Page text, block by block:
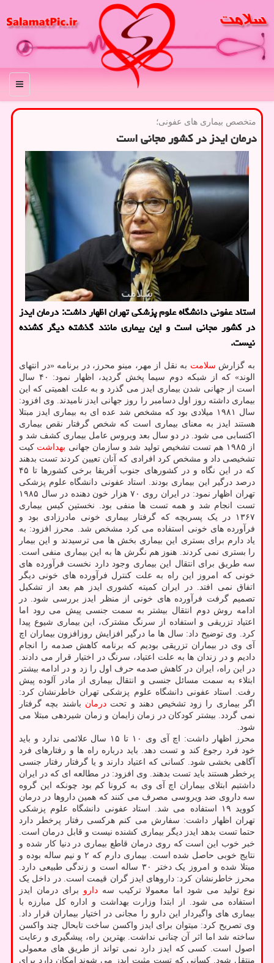
منو
متخصص بیماری های عفونی؛
درمان ایدز در کشور مجانی است
استاد عفونی دانشگاه علوم پزشکی تهران اظهار داشت: درمان ایدز
در کشور مجانی است و این بیماری مانند گذشته دیگر کشنده
نیست.
به گزارش سلامت به نقل از مهر، مینو محرز، در برنامه «در انتهای
الوند» که از شبکه دوم سیما پخش گردید، اظهار نمود: ۴۰ سال
است از جهانی شدن بیماری ایدز می گذرد و به علت اهمیتی که این
بیماری داشته روز اول دسامبر را روز جهانی ایدز نامیدند. وی افزود:
سال ۱۹۸۱ میلادی بود که مشخص شد عده ای به بیماری ایدز مبتلا
هستند ایدز به معنای بیماری است که شخص گرفتار نقص بیماری
اکتسابی می شود. در دو سال بعد ویروس عامل بیماری کشف شد و
از ۱۹۸۵ هم تست تشخیص تولید شد و سازمان جهانی
بهداشت کیت
تشخیصی داد و مشخص کرد افرادی که آنان تعیین کردند تست بدهند
که در این نگاه و در کشورهای جنوب آفریقا برخی کشورها تا ۴۵
درصد درگیر این بیماری بودند. استاد عفونی دانشگاه علوم پزشکی
تهران اظهار نمود: در ایران روی ۷۰ هزار خون دهنده در سال ۱۹۸۵
تست انجام شد و همه تست ها منفی بود. نخستین کیس بیماری
۱۳۶۷ در یک پسربچه که گرفتار بیماری خونی مادرزادی بود و
فرآورده های خونی استفاده می کرد مشخص شد. محرز افزود: به
یاد دارم برای بستری این بیماری بخش ها می ترسیدند و این بیمار
را بستری نمی کردند. هنوز هم نگرش ها به این بیماری منفی است.
سه طریق برای انتقال این بیماری وجود دارد نخست فرآورده های
خونی که امروز این راه به علت کنترل فرآورده های خونی دیگر
اتفاق نمی افتد. در ایران کمیته کشوری ایدز هم بعد از تشکیل
تصمیم گرفت فرآورده های خونی از منظر ایدز بررسی شود. در
ادامه روش دوم انتقال بیشتر به سمت جنسی پیش می رود اما
اعتیاد تزریقی و استفاده از سرنگ مشترک، این بیماری شیوع پیدا
کرد. وی توضیح داد: سال ها ما درگیر افزایش روزافزون بیماران اچ
آی وی در بیماران تزریقی بودیم که برنامه کاهش صدمه را انجام
دادیم و در زندان ها به علت اعتیاد، سرنگ در اختیار قرار می دادند.
در این راه، ایران در کاهش صدمه حرف اول را زد و در ادامه بیشتر
ابتلاء به سمت مسائل جنسی و انتقال بیماری از مادر آلوده پیش
رفت. استاد عفونی دانشگاه علوم پزشکی تهران خاطرنشان کرد:
اگر بیماری را زود تشخیص دهند و تحت درمان باشند بچه گرفتار
نمی گردد. بیشتر کودکان در زمان زایمان و زمان شیردهی مبتلا می
شود.
محرز اظهار داشت: اچ آی وی ۱۰ تا ۱۵ سال علائمی ندارد و باید
خود فرد رجوع کند و تست دهد. باید درباره راه ها و رفتارهای فرد
آگاهی بخشی شود. کسانی که اعتیاد دارند و یا گرفتار رفتار جنسی
پرخطر هستند باید تست بدهند. وی افزود: در مطالعه ای که در ایران
داشتیم ابتلای بیماران اچ آی وی به کرونا کم بود چونکه این گروه
سه داروی ضد ویروسی مصرف می کنند که همین داروها در درمان
کووید ۱۹ استفاده می شد. استاد عفونی دانشگاه علوم پزشکی
تهران اظهار داشت: سفارش می کنم هرکسی رفتار پرخطر دارد
حتما تست بدهد ایدز دیگر بیماری کشنده نیست و قابل درمان است.
خبر خوب این است که روی درمان قاطع بیماری در دنیا کار شده و
نتایج خوبی حاصل شده است. بیماری دارم که ۲ و نیم ساله بوده و
مبتلا شده و امروز یک دختر ۳۰ ساله است و زندگی طبیعی دارد.
محرز خاطرنشان کرد: داروهای ایدز گران قیمت است. در داخل یک
نوع تولید می شود اما معمولا ترکیب سه دارو برای درمان ایدز
استفاده می شود. از ابتدا وزارت بهداشت و اداره کل مبارزه با
بیماری های واگیردار این دارو را مجانی در اختیار بیماران قرار داد.
وی تصریح کرد: میتوان برای ایدز واکسن ساخت تابحال چند واکسن
ساخته شد اما اثر آن چنانی نداشت. بهترین راه، پیشگیری و رعایت
اصول است. کسی که ایدز دارد نمی تواند از طریق های معمولی
منتقل شود. کسانی که تست مثبت ایدز می شوند امکان دارد برای